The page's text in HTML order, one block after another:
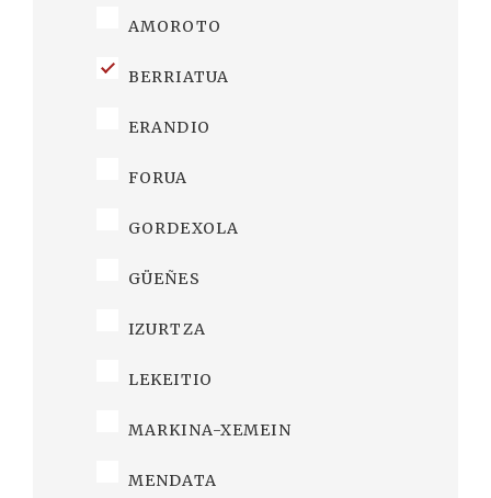
AMOROTO
BERRIATUA
ERANDIO
FORUA
GORDEXOLA
GÜEÑES
IZURTZA
LEKEITIO
MARKINA-XEMEIN
MENDATA